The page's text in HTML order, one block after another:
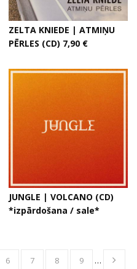
ZELTA KNIEDE | ATMIŅU
PĒRLES (CD) 7,90 €
JUNGLE | VOLCANO (CD)
*izpārdošana / sale*
6 7 8 9 …